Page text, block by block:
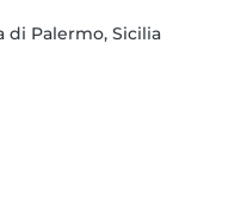
di Palermo, Sicilia